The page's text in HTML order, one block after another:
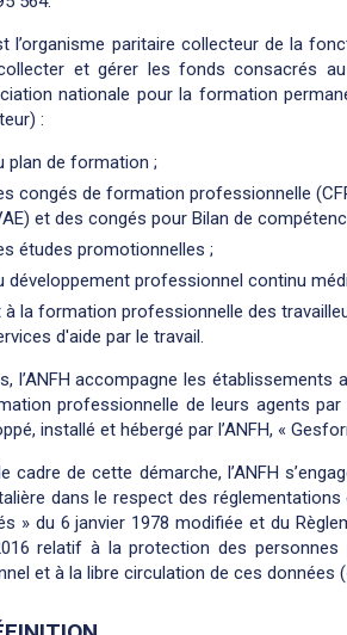
l’organisme paritaire collecteur de la
et gérer les fonds consacrés
nationale pour la formation
:
plan de formation ;
congés de formation professionnelle
et des congés pour Bilan de
études promotionnelles ;
développement professionnel continu
à la formation professionnelle des
d'aide par le travail.
l’ANFH accompagne les
professionnelle de leurs agents
installé et hébergé par l’ANFH, «
cadre de cette démarche, l’ANFH
dans le respect des
» du 6 janvier 1978 modifiée et du
relatif à la protection des personnes
et à la libre circulation de ces données